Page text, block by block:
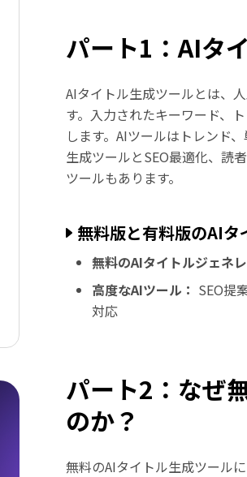
パート1：AIタ
AIタイトル生成ツールとは、
す。入力されたキーワード、
します。AIツールはトレンド
生成ツールとSEO最適化、読
ツールもあります。
無料版と有料版のAIタ
無料のAIタイトルジェネ
高度なAIツール： SEO提
対応
パート2：なぜ
のか？
無料のAIタイトル生成ツール